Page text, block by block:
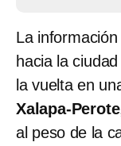
La
hacia la
la vuelta en
Xalapa-Perote
al peso de la